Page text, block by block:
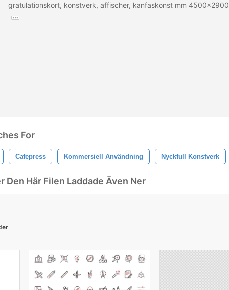
gratulationskort, konstverk, affischer, kanfaskonst mm 4500x2900
For
Cafepress Kommersiell Användning Nyckfull Konstverk
Den Här Filen Laddade Även Ner